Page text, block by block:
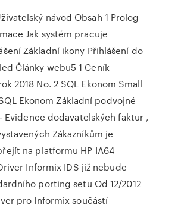
návod Obsah 1 Prolog
Jak systém pracuje
Základní ikony Přihlášení do
Články webu5 1 Ceník
2018 No. 2 SQL Ekonom Small
Ekonom Základní podvojné
Evidence dodavatelských faktur ,
Zákazníkům je
na platformu HP IA64
Informix IDS již nebude
porting setu Od 12/2012
pro Informix součástí